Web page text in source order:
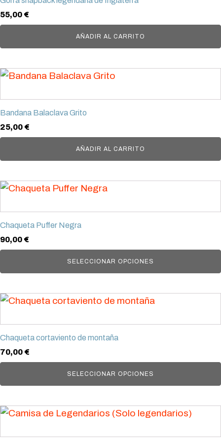
la
página
55,00 €
AÑADIR AL CARRITO
Bandana Balaclava Grito
25,00 €
AÑADIR AL CARRITO
Chaqueta Puffer Negra
90,00 €
SELECCIONAR OPCIONES
Este
múltiples
variantes.
opciones
se
pueden
en
la
página
Chaqueta cortaviento de montaña
70,00 €
SELECCIONAR OPCIONES
Este
múltiples
variantes.
opciones
se
pueden
Este